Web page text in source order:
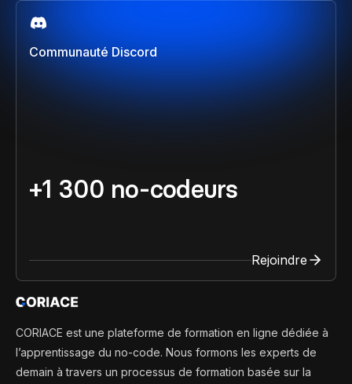
Communauté Discord
+1 300 no-codeurs
Rejoindre
CORIACE est une plateforme de formation en ligne dédiée à
l’apprentissage du no-code. Nous formons les experts de
demain à travers un processus de formation basée sur la